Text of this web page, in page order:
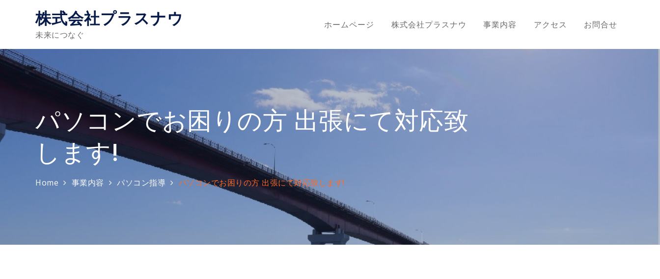
株式会社プラスナウ
未来につなぐ
ホームページ 株式会社プラスナウ 事業内容 アクセス お問合せ
パソコンでお困りの方 出張にて対応致
します!
Home 事業内容 パソコン指導 パソコンでお困りの方 出張にて対応致します!